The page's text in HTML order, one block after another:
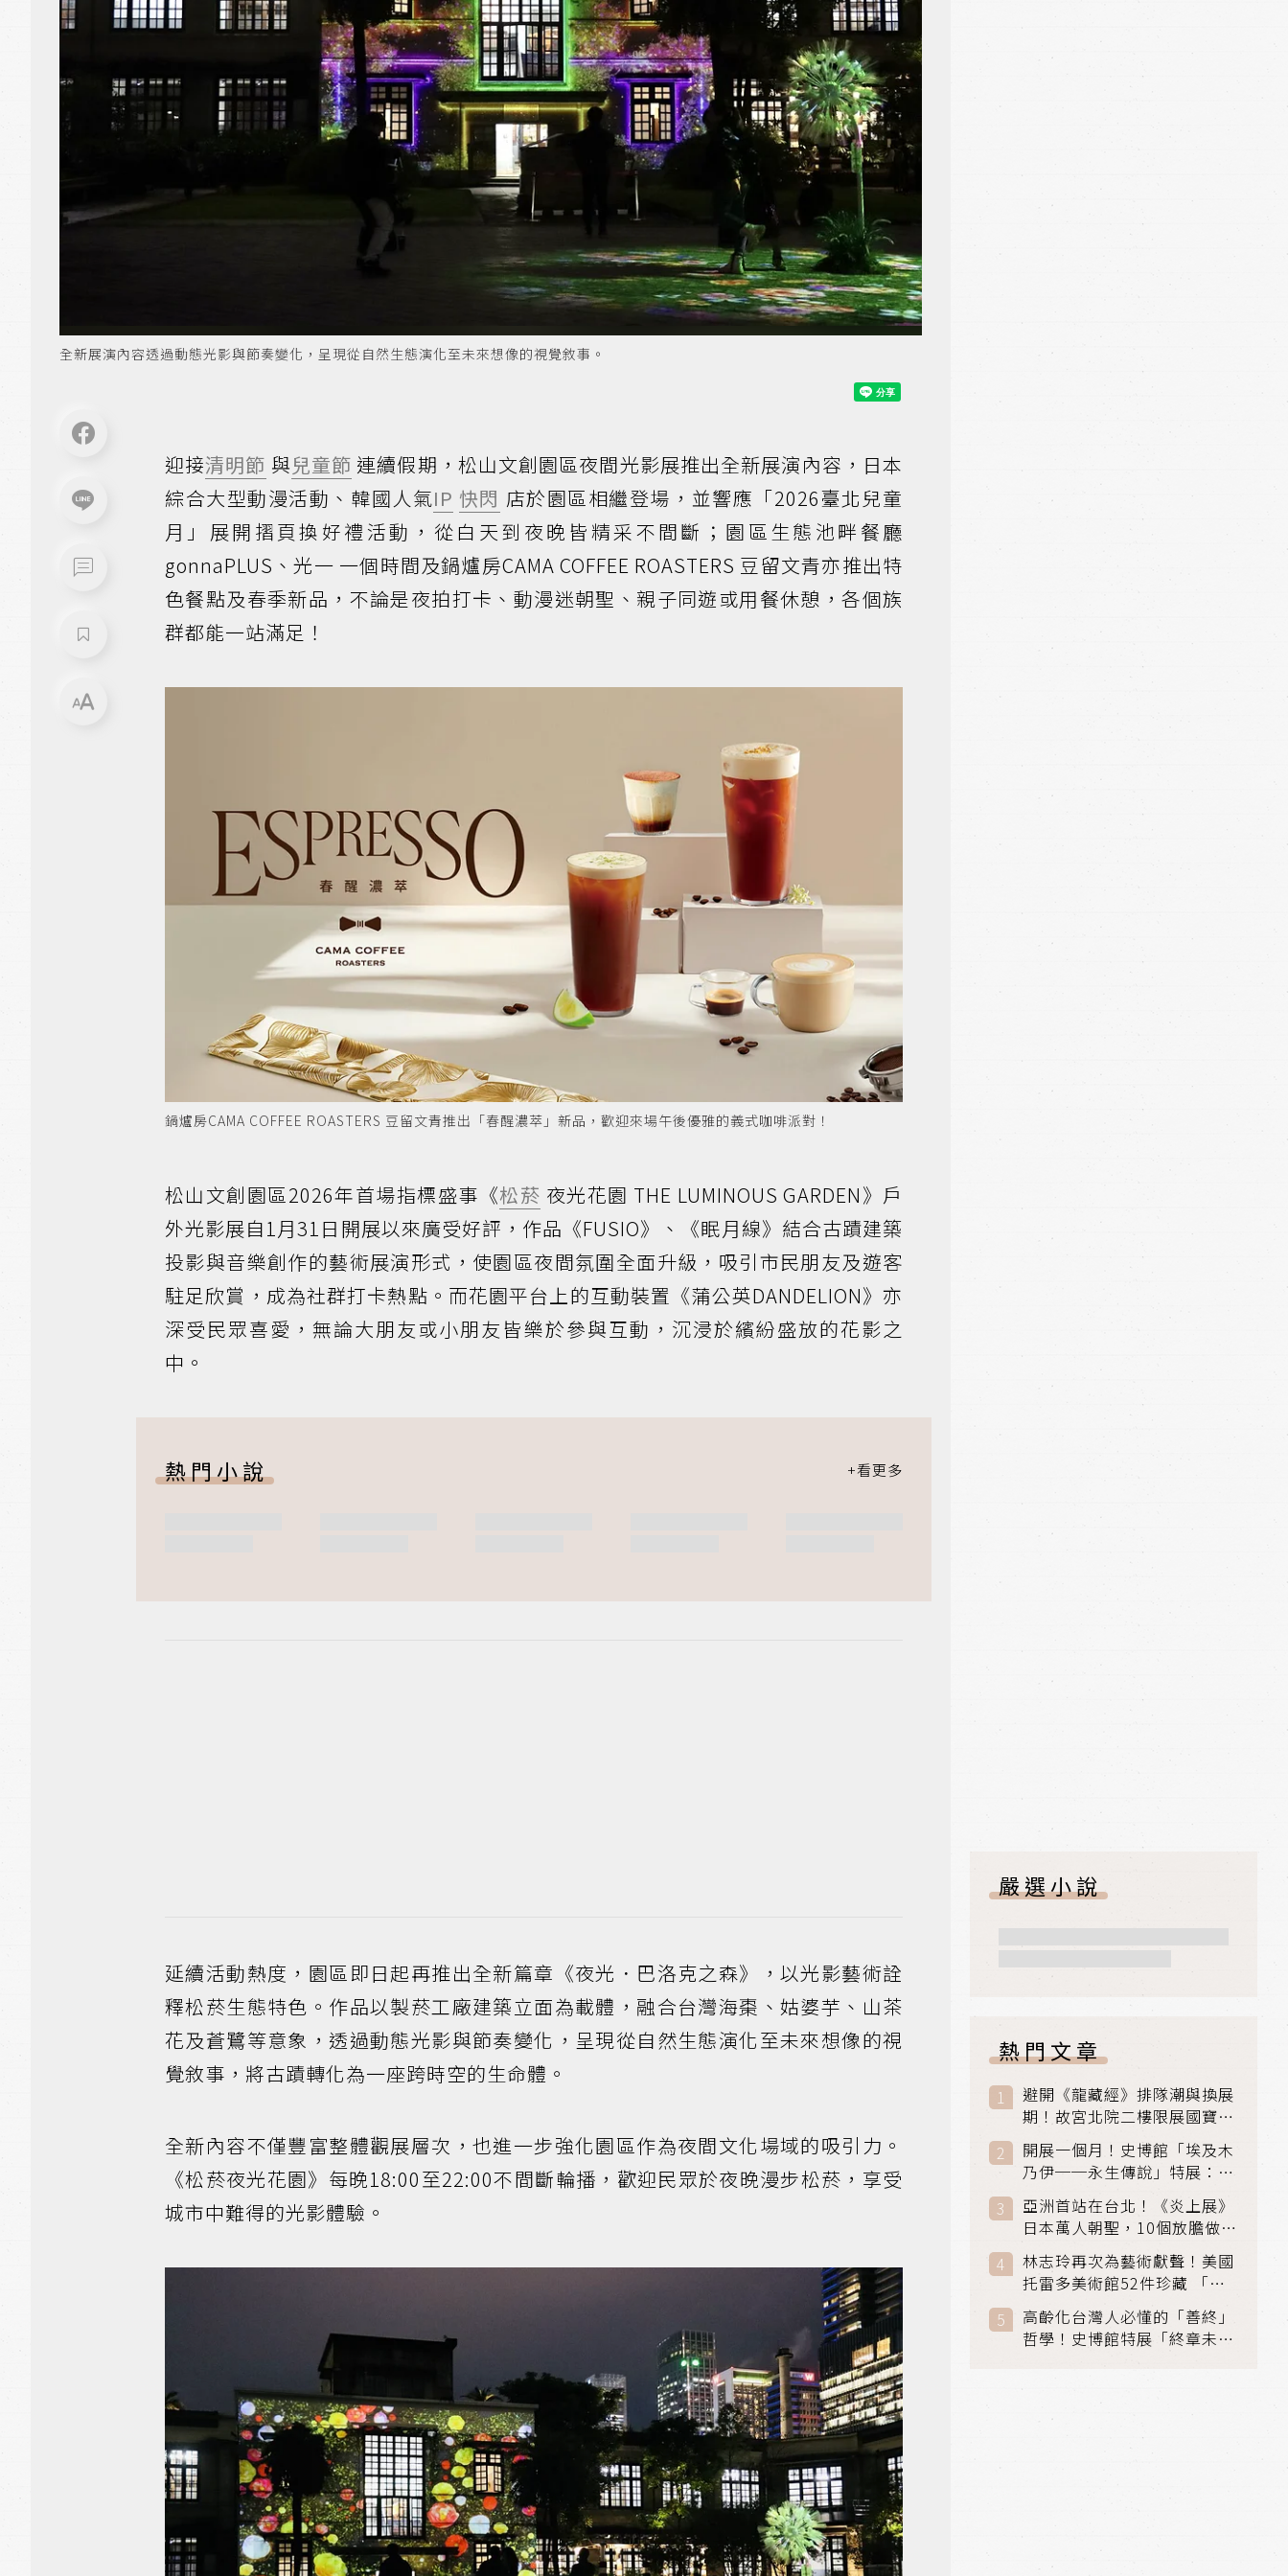
全新展演內容透過動態光影與節奏變化，呈現從自然生態演化至未來想像的視覺敘事。
迎接清明節 與兒童節 連續假期，松山文創園區夜間光影展推出全新展演內容，日本
綜合大型動漫活動、韓國人氣IP 快閃 店於園區相繼登場，並響應「2026臺北兒童
月」展開摺頁換好禮活動，從白天到夜晚皆精采不間斷；園區生態池畔餐廳
gonnaPLUS、光一 一個時間及鍋爐房CAMA COFFEE ROASTERS 豆留文青亦推出特
色餐點及春季新品，不論是夜拍打卡、動漫迷朝聖、親子同遊或用餐休憩，各個族
群都能一站滿足！
鍋爐房CAMA COFFEE ROASTERS 豆留文青推出「春醒濃萃」新品，歡迎來場午後優雅的義式咖啡派對！
松山文創園區2026年首場指標盛事《松菸 夜光花園 THE LUMINOUS GARDEN》戶
外光影展自1月31日開展以來廣受好評，作品《FUSIO》、《眠月線》結合古蹟建築
投影與音樂創作的藝術展演形式，使園區夜間氛圍全面升級，吸引市民朋友及遊客
駐足欣賞，成為社群打卡熱點。而花園平台上的互動裝置《蒲公英DANDELION》亦
深受民眾喜愛，無論大朋友或小朋友皆樂於參與互動，沉浸於繽紛盛放的花影之
中。
熱門小說
延續活動熱度，園區即日起再推出全新篇章《夜光．巴洛克之森》，以光影藝術詮
釋松菸生態特色。作品以製菸工廠建築立面為載體，融合台灣海棗、姑婆芋、山茶
花及蒼鷺等意象，透過動態光影與節奏變化，呈現從自然生態演化至未來想像的視
覺敘事，將古蹟轉化為一座跨時空的生命體。
全新內容不僅豐富整體觀展層次，也進一步強化園區作為夜間文化場域的吸引力。
《松菸夜光花園》每晚18:00至22:00不間斷輪播，歡迎民眾於夜晚漫步松菸，享受
城市中難得的光影體驗。
嚴選小說
熱門文章
避開《龍藏經》排隊潮與換展
期！故宮北院二樓限展國寶
〈元世祖出獵圖〉、乾隆最愛
「滑冰賽」更精采
開展一個月！史博館「埃及木
乃伊──永生傳說」特展：看
見物件構築的永生風景
亞洲首站在台北！《炎上展》
日本萬人朝聖，10個放膽做自
己場景與台灣獨家展品同步亮
相
林志玲再次為藝術獻聲！美國
托雷多美術館52件珍藏 「古
典光影大師：林布蘭到哥雅」
在富邦美術館隆重開展
高齡化台灣人必懂的「善終」
哲學！史博館特展「終章未